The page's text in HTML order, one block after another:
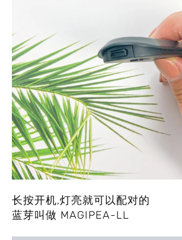
长按开机,灯亮就可以配对的
蓝芽叫做 MAGIPEA-LL